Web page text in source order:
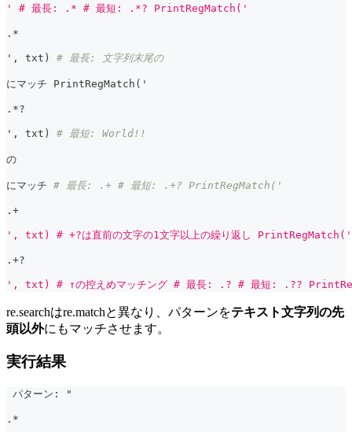
' # 最長: .* # 最短: .*? PrintRegMatch('
. *
' , txt ) # 最長: 文字列末尾の
にマッチ PrintRegMatch ( '
. *?
' , txt ) # 最短: World!!
の
にマッチ # 最長: .+ # 最短: .+? PrintRegMatch('
. +
', txt) # +?は直前の文字の1文字以上の繰り返し PrintRegMatch('
. +?
', txt) # ↑の控えめマッチング # 最長: .? # 最短: .??
re.searchはre.matchと異なり、パターンをテキスト文字列の先
頭以外にもマッチさせます。
実行結果
パターン: "
.*